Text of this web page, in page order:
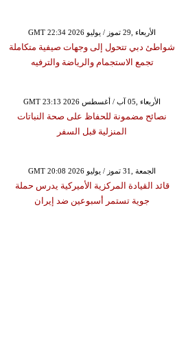
GMT 22:34 2026 الأربعاء ,29 تموز / يوليو
شواطئ دبي تتحول إلى وجهات صيفية متكاملة
تجمع الاستجمام والرياضة والترفيه
GMT 23:13 2026 الأربعاء ,05 آب / أغسطس
نصائح مضمونة للحفاظ على صحة النباتات
المنزلية قبل السفر
GMT 20:08 2026 الجمعة ,31 تموز / يوليو
قائد القيادة المركزية الأميركية يدرس حملة
جوية تستمر أسبوعين ضد إيران